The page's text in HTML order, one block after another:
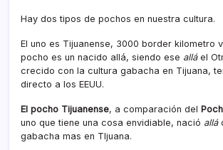
Hay dos tipos de pochos en nuestra cultura.
El uno es Tijuanense, 3000 border kilometro
pocho es un nacido allá, siendo ese alláel
crecido con la cultura gabacha en Tijuana,
directo a los EEUU.
El pocho Tijuanense, a comparación del
uno que tiene una cosa envidiable, nació allá
gabacha mas en TIjuana.